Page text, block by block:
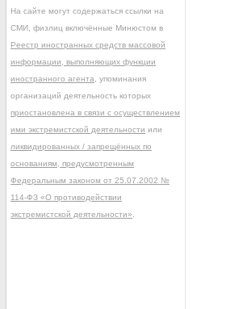
На сайте могут содержаться ссылки на
СМИ, физлиц включённые Минюстом в
Реестр иностранных средств массовой
информации, выполняющих функции
иностранного агента , упоминания
организаций деятельность которых
приостановлена в связи с осуществлением
ими экстремистской деятельности или
ликвидированных / запрещённых по
основаниям, предусмотренным
Федеральным законом от 25.07.2002 №
114-ФЗ «О противодействии
экстремистской деятельности»